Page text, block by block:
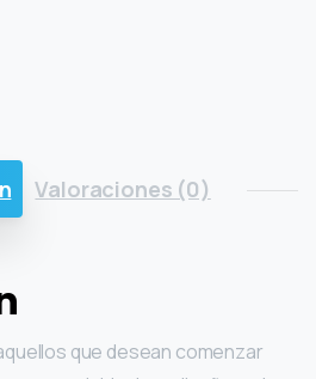
Valoraciones (0)
que desean comenzar